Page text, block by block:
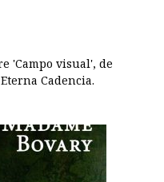
'Campo visual', de
Cadencia.